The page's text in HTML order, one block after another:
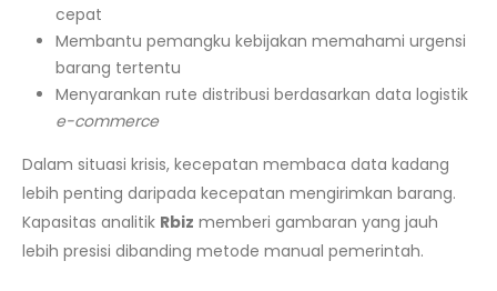
cepat
Membantu pemangku kebijakan memahami urgensi
barang tertentu
Menyarankan rute distribusi berdasarkan data logistik
e-commerce
Dalam situasi krisis, kecepatan membaca data kadang
lebih penting daripada kecepatan mengirimkan barang.
Kapasitas analitik Rbiz memberi gambaran yang jauh
lebih presisi dibanding metode manual pemerintah.